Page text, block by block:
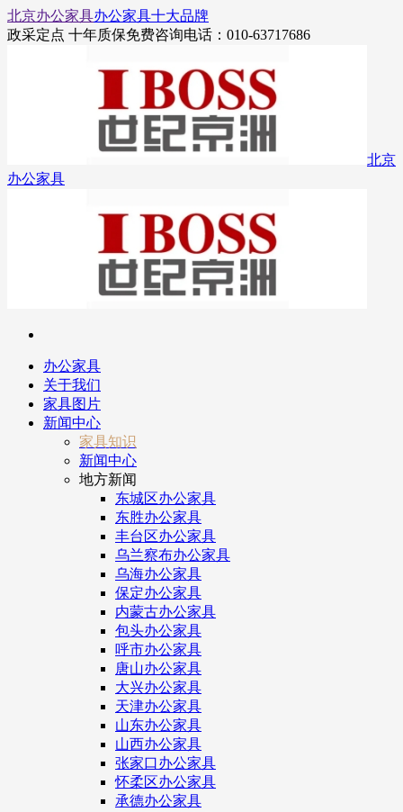
北京办公家具办公家具十大品牌
政采定点 十年质保免费咨询电话：010-63717686
北京
办公家具
办公家具
关于我们
家具图片
新闻中心
家具知识
新闻中心
地方新闻
东城区办公家具
东胜办公家具
丰台区办公家具
乌兰察布办公家具
乌海办公家具
保定办公家具
内蒙古办公家具
包头办公家具
呼市办公家具
唐山办公家具
大兴办公家具
天津办公家具
山东办公家具
山西办公家具
张家口办公家具
怀柔区办公家具
承德办公家具